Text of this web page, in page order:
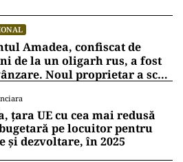
Amadea, confiscat de
de la un oligarh rus, a fost
Noul proprietar a scos
țara UE cu cea mai redusă
pe locuitor pentru
și dezvoltare, în 2025